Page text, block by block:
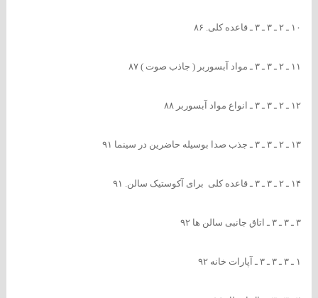
۱۰ ـ ۲ ـ ۳ ـ ۳ ـ قاعده کلی. ۸۶
۱۱ ـ ۲ ـ ۳ ـ ۳ ـ مواد آبسوربر ( جاذب صوت ) ۸۷
۱۲ ـ ۲ ـ ۳ ـ ۳ ـ انواع مواد آبسوربر ۸۸
۱۳ ـ ۲ ـ ۳ ـ ۳ ـ جذب صدا بوسیله حاضرین در سینما ۹۱
۱۴ ـ ۲ ـ ۳ ـ ۳ ـ قاعده کلی برای آکوستیک سالن. ۹۱
۳ ـ ۳ ـ ۳ ـ اتاق جانبی سالن ها ۹۲
۱ ـ ۳ ـ ۳ ـ ۳ ـ آپارات خانه ۹۲